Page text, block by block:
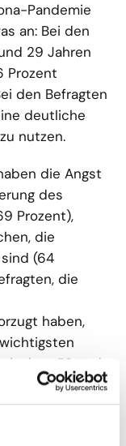
Pandemie
an: Bei den
29 Jahren
Prozent
den Befragten
deutliche
nutzen.
die Angst
des
Prozent),
die
(64
die
haben,
53 und